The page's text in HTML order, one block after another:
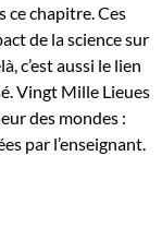
ce chapitre. Ces
de la science sur
c’est aussi le lien
Vingt Mille Lieues
des mondes :
par l’enseignant.